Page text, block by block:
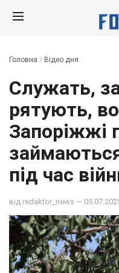
Головна / Відео дня
Служать,
рятують,
Запоріжжі
під час
від redaktor_news —